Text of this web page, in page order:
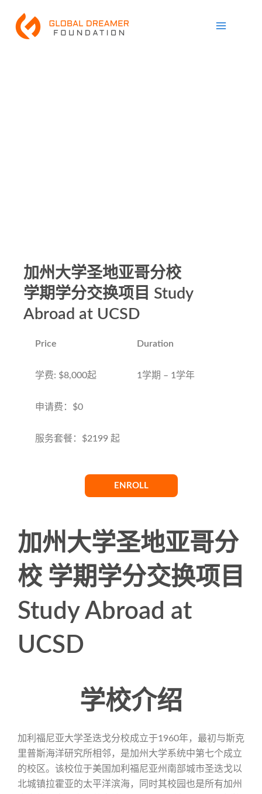
Menu
加州大学圣地亚哥分校
学期学分交换项目 Study
Abroad at UCSD
Price
学费: $8,000起
申请费：$0
服务套餐：$2199 起
Duration
1学期 – 1学年
ENROLL
加州大学圣地亚哥分
校 学期学分交换项目
Study Abroad at
UCSD
学校介绍
加利福尼亚大学圣迭戈分校成立于1960年，最初与斯克
里普斯海洋研究所相邻，是加州大学系统中第七个成立
的校区。该校位于美国加利福尼亚州南部城市圣迭戈以
北城镇拉霍亚的太平洋滨海，同时其校园也是所有加州